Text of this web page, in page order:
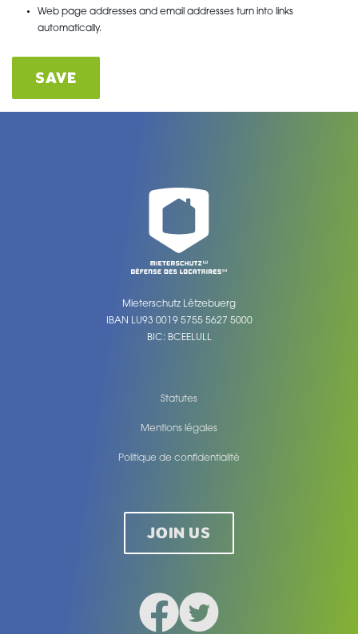
Web page addresses and email addresses turn into links
automatically.
SAVE
Mieterschutz Lëtzebuerg
IBAN LU93 0019 5755 5627 5000
BIC: BCEELULL
Statutes
Mentions légales
Politique de confidentialité
JOIN US